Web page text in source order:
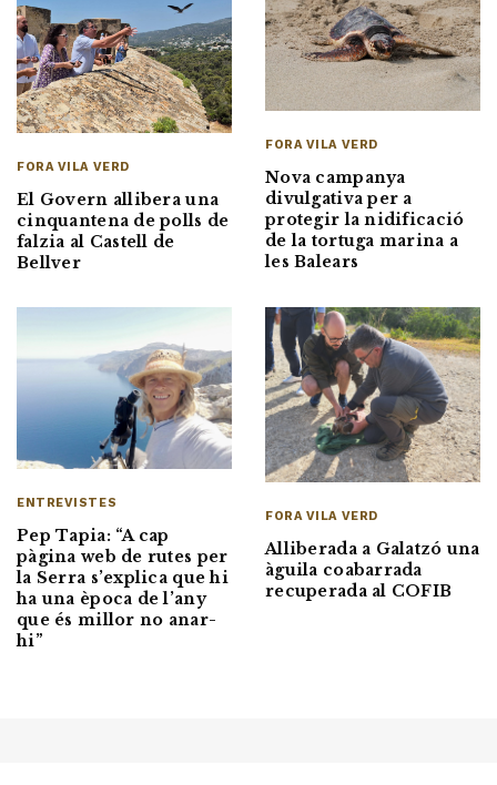
FORA VILA VERD
El Govern allibera una
cinquantena de polls de
falzia al Castell de
Bellver
FORA VILA VERD
Nova campanya
divulgativa per a
protegir la nidificació
de la tortuga marina a
les Balears
ENTREVISTES
Pep Tapia: “A cap
pàgina web de rutes per
la Serra s’explica que hi
ha una època de l’any
que és millor no anar-
hi”
FORA VILA VERD
Alliberada a Galatzó una
àguila coabarrada
recuperada al COFIB